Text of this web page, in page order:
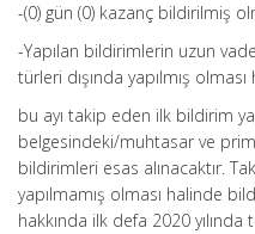
-(0) gün (0) kazanç bildirilmiş
-Yapılan bildirimlerin uzun
türleri dışında yapılmış
bu ayı takip eden ilk bildirim
belgesindeki/muhtasar ve
bildirimleri esas alınacaktır.
yapılmamış olması halinde
hakkında ilk defa 2020